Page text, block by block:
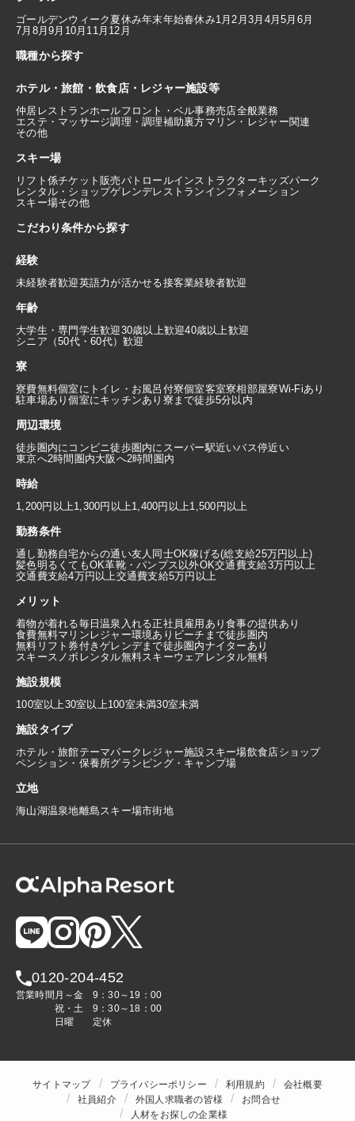
ゴールデンウィーク 夏休み年末年始春休み1月 2月3月 4月5月 6月
7月 8月9月 10月 11月 12月
職種から探す
ホテル・旅館・飲食店・レジャー施設等
仲居 レストランホールフロント・ベル事務売店全般業務
エステ・マッサージ調理・調理補助裏方マリン・レジャー関連
その他
スキー場
リフト係チケット販売パトロールインストラクターキッズパーク
レンタル・ショップゲレンデレストラン インフォメーション
スキー場その他
こだわり条件から探す
経験
未経験者歓迎英語力が活かせる接客業経験者歓迎
年齢
大学生・専門学生歓迎30歳以上歓迎40歳以上歓迎
シニア（50代・60代）歓迎
寮
寮費無料個室にトイレ・お風呂付寮個室客室寮相部屋寮Wi-Fiあり
駐車場あり個室にキッチンあり 寮まで徒歩5分以内
周辺環境
徒歩圏内にコンビニ徒歩圏内にスーパー駅近いバス停近い
東京へ2時間圏内大阪へ2時間圏内
時給
1,200円以上1,300円以上1,400円以上1,500円以上
勤務条件
通し勤務自宅からの通い友人同士OK稼げる(総支給25万円以上)
髪色明るくてもOK革靴・パンプス以外OK交通費支給3万円以上
交通費支給4万円以上交通費支給5万円以上
メリット
着物が着れる毎日温泉入れる正社員雇用あり食事の提供あり
食費無料マリンレジャー環境あり ビーチまで徒歩圏内
無料リフト券付きゲレンデまで徒歩圏内ナイターあり
スキースノボレンタル無料スキーウェアレンタル無料
施設規模
100室以上30室以上100室未満30室未満
施設タイプ
ホテル・旅館テーマパーク レジャー施設 スキー場飲食店ショップ
ペンション・保養所グランピング・キャンプ場
立地
海山湖温泉地離島 スキー場市街地
0120-204-452
営業時間 月～金
9：30～19：00
祝・土
9：30～18：00
日曜
定休
サイトマップ プライバシーポリシー 利用規約
会社概要
社員紹介
外国人求職者の皆様
お問合せ
人材をお探しの企業様